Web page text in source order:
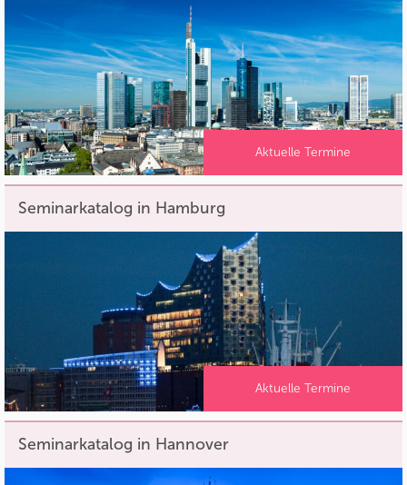
Aktuelle Termine
Seminarkatalog in Hamburg
Aktuelle Termine
Seminarkatalog in Hannover